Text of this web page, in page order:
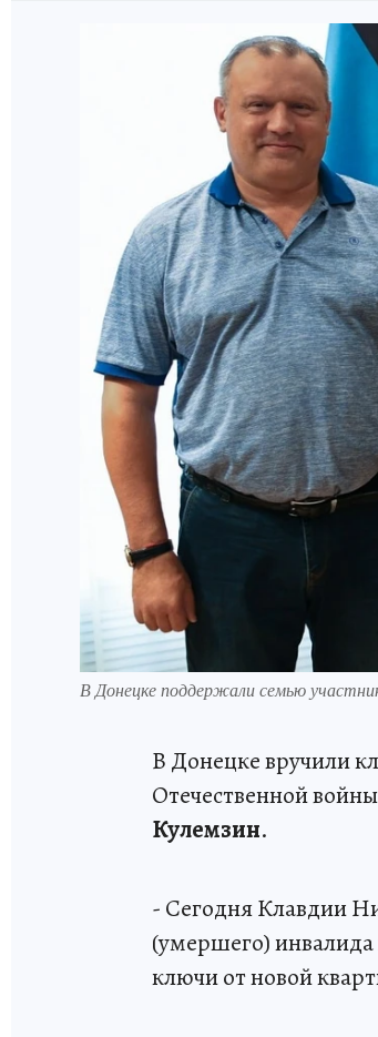
В Донецке поддержали семью
В Донецке вручили
Отечественной
Кулемзин.
- Сегодня Клавдии
(умершего)
ключи от новой